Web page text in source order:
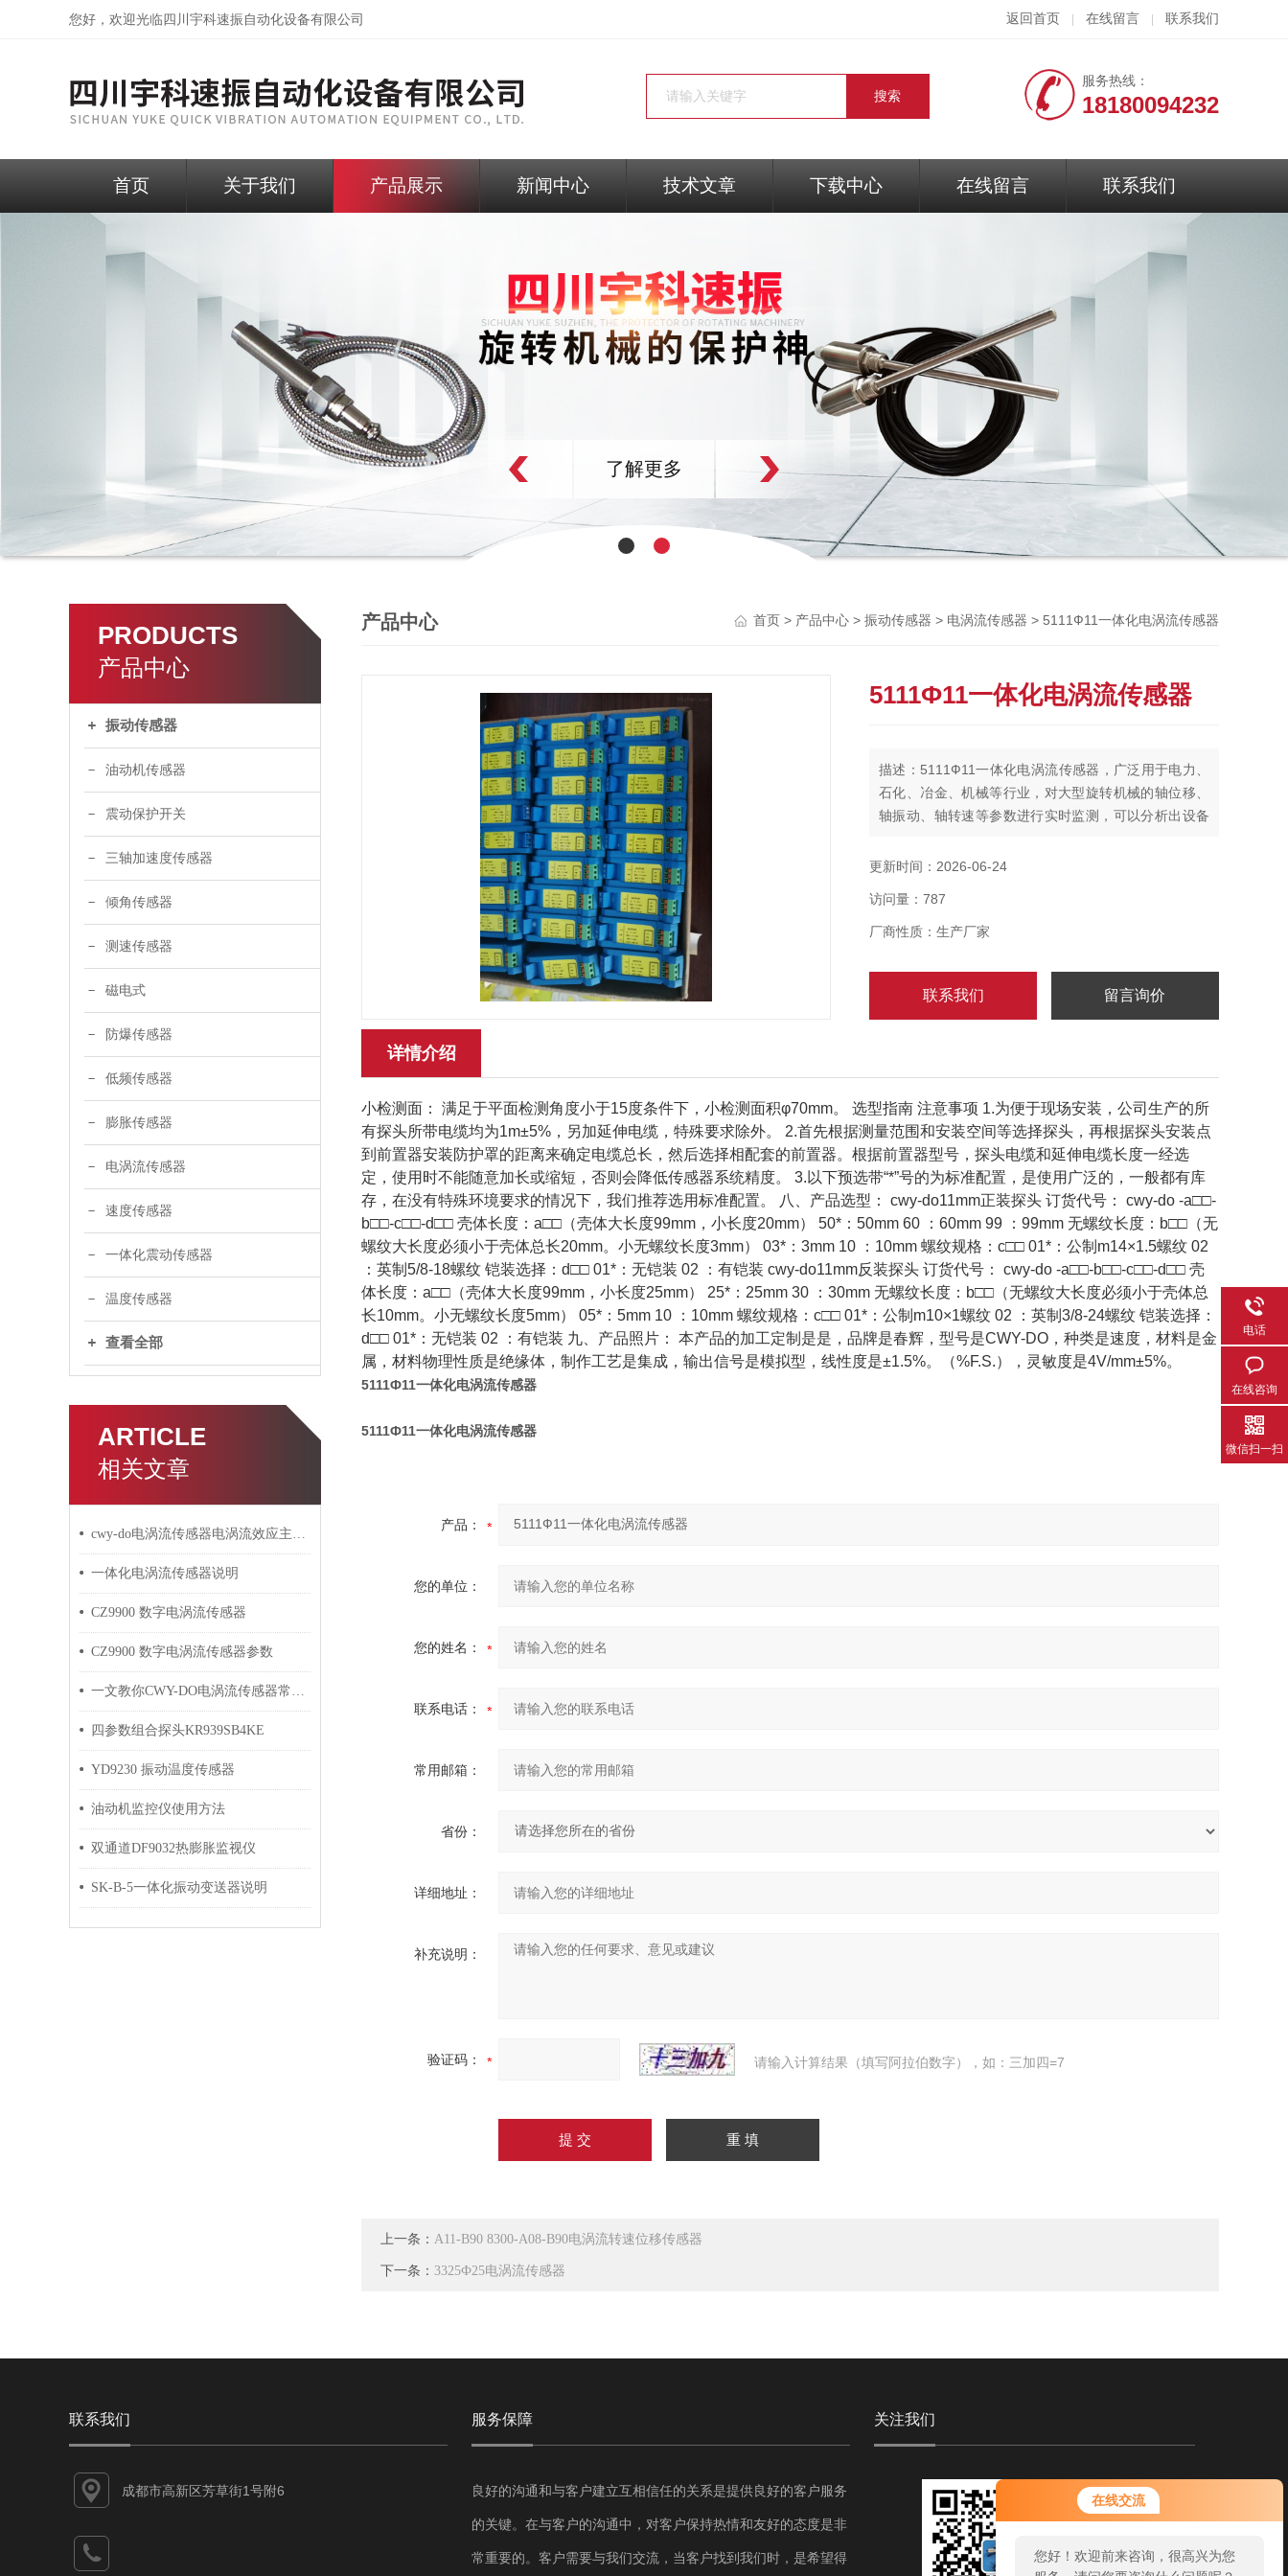
在线交流
您好！欢迎前来咨询，很高兴为您
您好，欢迎光临 四川宇科速振自动化设备有限公司 返回首页 在线留言 联系我们
服务热线：
18180094232
首页 关于我们 产品展示 新闻中心 技术文章 下载中心 在线留言 联系我们
了解更多
PRODUCTS
产品中心
振动传感器
油动机传感器
震动保护开关
三轴加速度传感器
倾角传感器
测速传感器
磁电式
防爆传感器
低频传感器
膨胀传感器
电涡流传感器
速度传感器
一体化震动传感器
温度传感器
查看全部
ARTICLE
相关文章
cwy-do电涡流传感器电涡流效应主要集中在被测体表面
一体化电涡流传感器说明
CZ9900 数字电涡流传感器
CZ9900 数字电涡流传感器参数
一文教你CWY-DO电涡流传感器常见故障的处理
四参数组合探头KR939SB4KE
YD9230 振动温度传感器
油动机监控仪使用方法
双通道DF9032热膨胀监视仪
SK-B-5一体化振动变送器说明
产品中心 首页 > 产品中心 > 振动传感器 > 电涡流传感器 > 5111Ф11一体化电涡流传感器
5111Ф11一体化电涡流传感器
描述：5111Ф11一体化电涡流传感器，广泛用于电力、
石化、冶金、机械等行业，对大型旋转机械的轴位移、
轴振动、轴转速等参数进行实时监测，可以分析出设备
预测性维修。可测量位移、振幅、转速、尺寸、厚度、
更新时间：2026-06-24
访问量：787
厂商性质：生产厂家
联系我们 留言询价
详情介绍
小检测面： 满足于平面检测角度小于15度条件下，小检测面积φ70mm。 选型指南 注意事项 1.为便于现场安装，公司生产的所
有探头所带电缆均为1m±5%，另加延伸电缆，特殊要求除外。 2.首先根据测量范围和安装空间等选择探头，再根据探头安装点
到前置器安装防护罩的距离来确定电缆总长，然后选择相配套的前置器。根据前置器型号，探头电缆和延伸电缆长度一经选
定，使用时不能随意加长或缩短，否则会降低传感器系统精度。 3.以下预选带“*”号的为标准配置，是使用广泛的，一般都有库
存，在没有特殊环境要求的情况下，我们推荐选用标准配置。 八、产品选型： cwy-do11mm正装探头 订货代号： cwy-do -a□□-
b□□-c□□-d□□ 壳体长度：a□□（壳体大长度99mm，小长度20mm） 50*：50mm 60 ：60mm 99 ：99mm 无螺纹长度：b□□（无
螺纹大长度必须小于壳体总长20mm。小无螺纹长度3mm） 03*：3mm 10 ：10mm 螺纹规格：c□□ 01*：公制m14×1.5螺纹 02
：英制5/8-18螺纹 铠装选择：d□□ 01*：无铠装 02 ：有铠装 cwy-do11mm反装探头 订货代号： cwy-do -a□□-b□□-c□□-d□□ 壳
体长度：a□□（壳体大长度99mm，小长度25mm） 25*：25mm 30 ：30mm 无螺纹长度：b□□（无螺纹大长度必须小于壳体总
长10mm。小无螺纹长度5mm） 05*：5mm 10 ：10mm 螺纹规格：c□□ 01*：公制m10×1螺纹 02 ：英制3/8-24螺纹 铠装选择：
d□□ 01*：无铠装 02 ：有铠装 九、产品照片： 本产品的加工定制是是，品牌是春辉，型号是CWY-DO，种类是速度，材料是金
属，材料物理性质是绝缘体，制作工艺是集成，输出信号是模拟型，线性度是±1.5%。（%F.S.），灵敏度是4V/mm±5%。
5111Ф11一体化电涡流传感器
5111Ф11一体化电涡流传感器
产品：
您的单位：
您的姓名：
联系电话：
常用邮箱：
省份：
详细地址：
补充说明：
验证码： 请输入计算结果（填写阿拉伯数字），如：三加四=7
上一条： A11-B90 8300-A08-B90电涡流转速位移传感器
下一条： 3325Ф25电涡流传感器
联系我们
成都市高新区芳草街1号附6
服务保障
良好的沟通和与客户建立互相信任的关系是提供良好的客户服务
的关键。在与客户的沟通中，对客户保持热情和友好的态度是非
常重要的。客户需要与我们交流，当客户找到我们时，是希望得
关注我们
电话
在线咨询
微信扫一扫